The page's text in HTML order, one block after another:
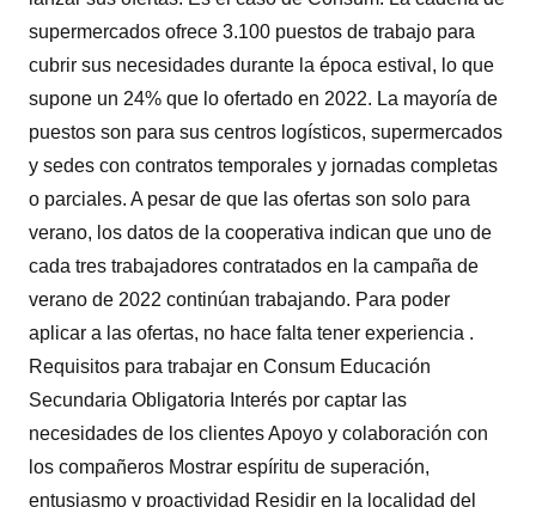
supermercados ofrece 3.100 puestos de trabajo para
cubrir sus necesidades durante la época estival, lo que
supone un 24% que lo ofertado en 2022. La mayoría de
puestos son para sus centros logísticos, supermercados
y sedes con contratos temporales y jornadas completas
o parciales. A pesar de que las ofertas son solo para
verano, los datos de la cooperativa indican que uno de
cada tres trabajadores contratados en la campaña de
verano de 2022 continúan trabajando. Para poder
aplicar a las ofertas, no hace falta tener experiencia .
Requisitos para trabajar en Consum Educación
Secundaria Obligatoria Interés por captar las
necesidades de los clientes Apoyo y colaboración con
los compañeros Mostrar espíritu de superación,
entusiasmo y proactividad Residir en la localidad del